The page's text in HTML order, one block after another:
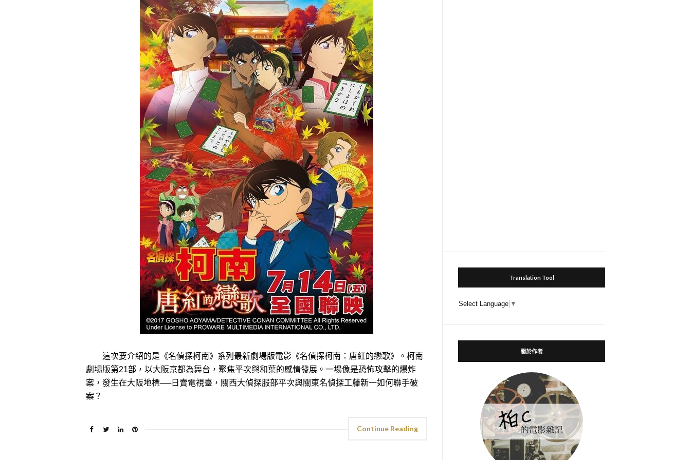
這次要介紹的是《名偵探柯南》系列最新劇場版電影《名偵探柯南：唐紅的戀歌》。柯南
劇場版第21部，以大阪京都為舞台，聚焦平次與和葉的感情發展。一場像是恐怖攻擊的爆炸
案，發生在大阪地標──日賣電視臺，關西大偵探服部平次與關東名偵探工藤新一如何聯手破
案？
Continue Reading
Translation Tool
Select Language ▼
關於作者